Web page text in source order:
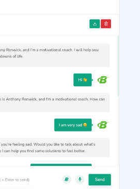
into more descriptive and